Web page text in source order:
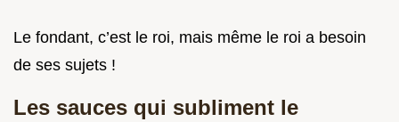
Le fondant, c’est le roi, mais même le roi a besoin
de ses sujets !
Les sauces qui subliment le